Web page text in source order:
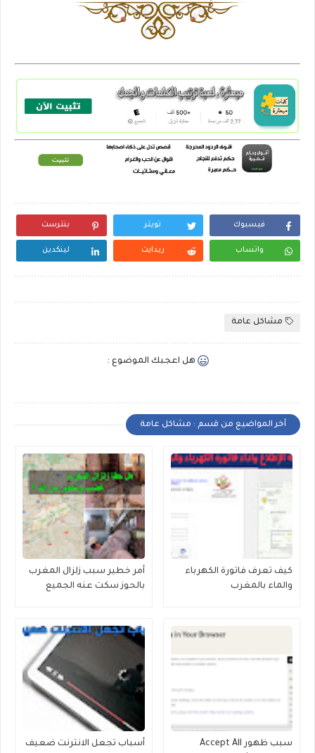
فيسبوك تويتر بنترست
واتساب ريدايت لينكدين
مشاكل عامة
هل اعجبك الموضوع :
أخر المواضيع من قسم : مشاكل عامة
كيف تعرف فاتورة الكهرباء
والماء بالمغرب
أمر خطير سبب زلزال المغرب
بالحوز سكت عنه الجميع
سبب ظهور Accept All
أسباب تجعل الانترنت ضعيف